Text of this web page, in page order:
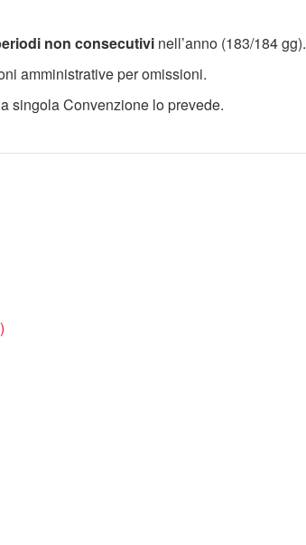
non consecutivi nell’anno (183/184 gg).
amministrative per omissioni.
singola Convenzione lo prevede.